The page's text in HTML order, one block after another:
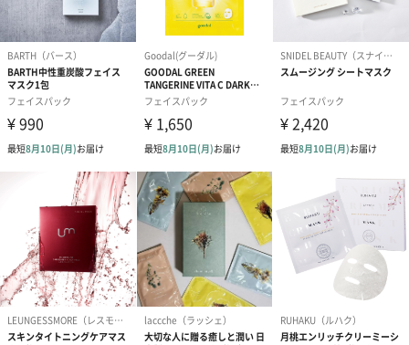
齢に応じたケア
ピンっと引きあがったようなハリが欲しい方、高保湿マスクをお
WATER GLOW INJECTION MASK
荒れてカサカサしたお肌に水分と保湿を与えてくれるマスクで
す。４つの保湿成分※配合で保湿効果があります。さらに整肌成
分ティーツリー葉エキス配合で肌トラブルをケアします。
ウォータータイプなので、朝の使用におすすめです。マスク生地